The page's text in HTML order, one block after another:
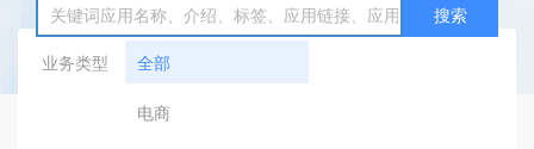
搜索
业务类型
全部
电商